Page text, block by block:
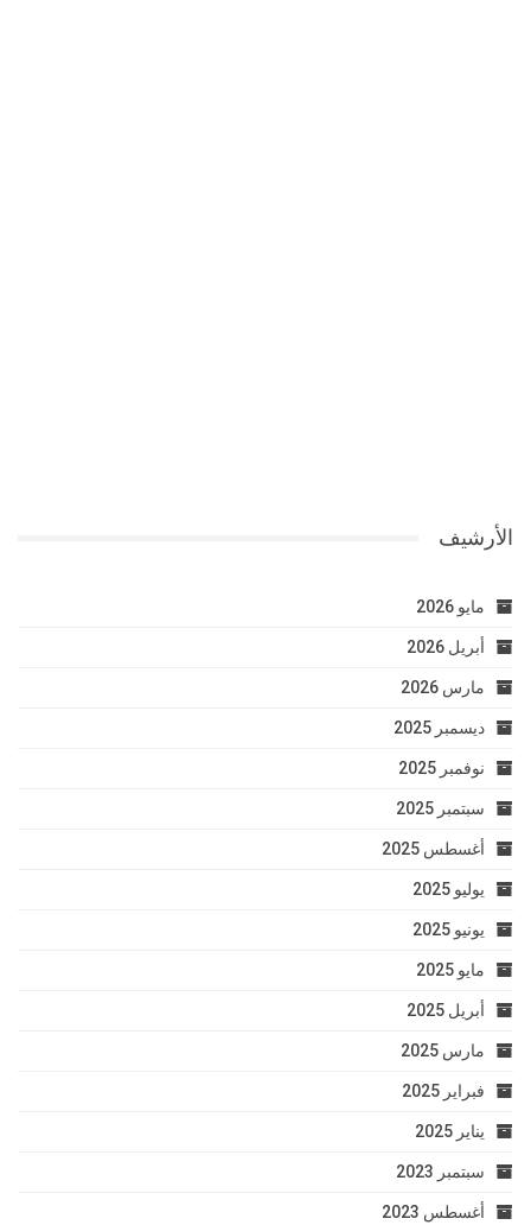
الأرشيف
مايو 2026
أبريل 2026
مارس 2026
ديسمبر 2025
نوفمبر 2025
سبتمبر 2025
أغسطس 2025
يوليو 2025
يونيو 2025
مايو 2025
أبريل 2025
مارس 2025
فبراير 2025
يناير 2025
سبتمبر 2023
أغسطس 2023